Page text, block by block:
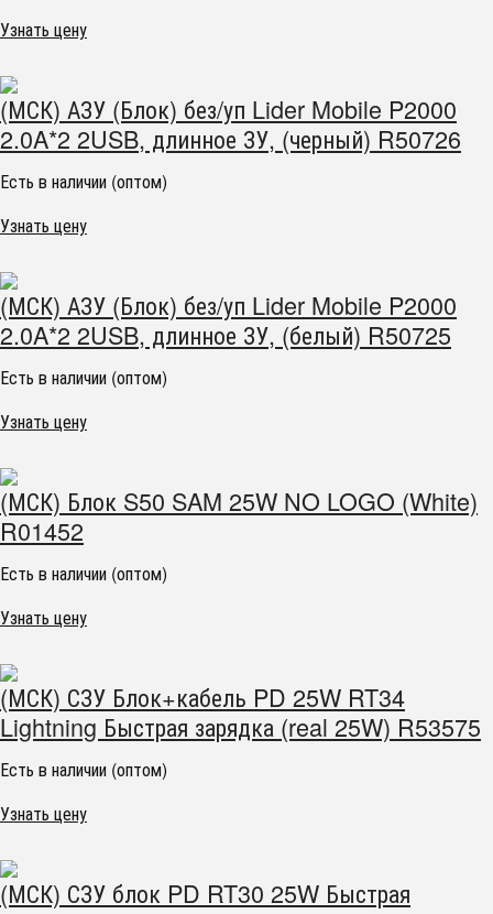
Узнать цену
(МСК) АЗУ (Блок) без/уп Lider Mobile P2000
2.0A*2 2USB, длинное ЗУ, (черный) R50726
Есть в наличии (оптом)
Узнать цену
(МСК) АЗУ (Блок) без/уп Lider Mobile P2000
2.0A*2 2USB, длинное ЗУ, (белый) R50725
Есть в наличии (оптом)
Узнать цену
(МСК) Блок S50 SAM 25W NO LOGO (White)
R01452
Есть в наличии (оптом)
Узнать цену
(МСК) СЗУ Блок+кабель PD 25W RT34
Lightning Быстрая зарядка (real 25W) R53575
Есть в наличии (оптом)
Узнать цену
(МСК) СЗУ блок PD RT30 25W Быстрая